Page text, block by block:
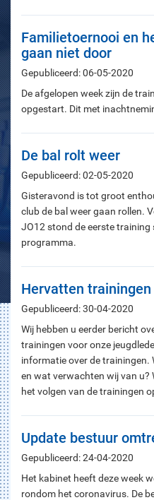
Familietoernooi en
gaan niet door
Gepubliceerd: 06-05-2020
De afgelopen week zijn de
opgestart. Dit met
De bal rolt weer
Gepubliceerd: 02-05-2020
Gisteravond is tot groot
club de bal weer gaan rollen.
JO12 stond de eerste training
programma.
Hervatten
Gepubliceerd: 30-04-2020
Wij hebben u eerder bericht
trainingen voor onze
informatie over de trainingen.
en wat verwachten wij van u?
het volgen van de trainingen
Update bestuur
Gepubliceerd: 24-04-2020
Het kabinet heeft deze week
rondom het coronavirus. De